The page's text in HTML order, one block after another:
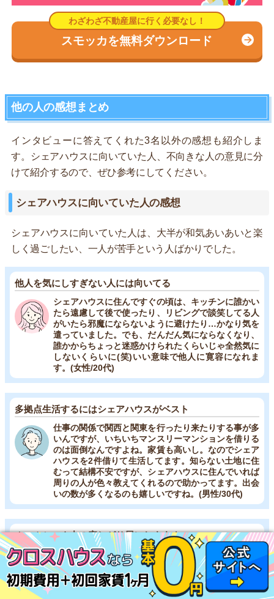
スモッカを無料ダウンロード
他の人の感想まとめ
インタビューに答えてくれた3名以外の感想も紹介しま
す。シェアハウスに向いていた人、不向きな人の意見に分
けて紹介するので、ぜひ参考にしてください。
シェアハウスに向いていた人の感想
シェアハウスに向いていた人は、大半が和気あいあいと楽
しく過ごしたい、一人が苦手という人ばかりでした。
他人を気にしすぎない人には向いてる
シェアハウスに住んですぐの頃は、キッチンに誰かい
たら遠慮して後で使ったり、リビングで談笑してる人
がいたら邪魔にならないように避けたり…かなり気を
遣っていました。でも、だんだん気にならなくなり、
誰かからちょっと迷惑かけられたくらいじゃ全然気に
しないくらいに(笑)いい意味で他人に寛容になれま
す。(女性/20代)
多拠点生活するにはシェアハウスがベスト
仕事の関係で関西と関東を行ったり来たりする事が多
いんですが、いちいちマンスリーマンションを借りる
のは面倒なんですよね。家賃も高いし。なのでシェア
ハウスを2件借りて生活してます。知らない土地に住
むって結構不安ですが、シェアハウスに住んでいれば
周りの人が色々教えてくれるので助かってます。出会
いの数が多くなるのも嬉しいですね。(男性/30代)
ホームシック中の寂しがり屋におすすめ
上京してからずっと一人暮らしをしていたんですが、
ホームシックになってしまいシェアハウスに引っ越し
ました。家賃が安い小規模のシェアハウスで、住民同
士適切な距離感があって居心地が良いです。毎日パー